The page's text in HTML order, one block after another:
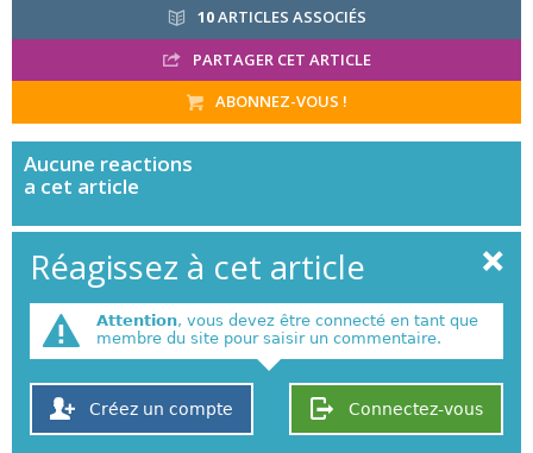
10ARTICLES ASSOCIÉS
PARTAGER CET ARTICLE
ABONNEZ-VOUS !
Aucune reactions
a cet article
Réagissez à cet article
Attention, vous devez être connecté en tant que
membre du site pour saisir un commentaire.
Connectez-vous
Créez un compte